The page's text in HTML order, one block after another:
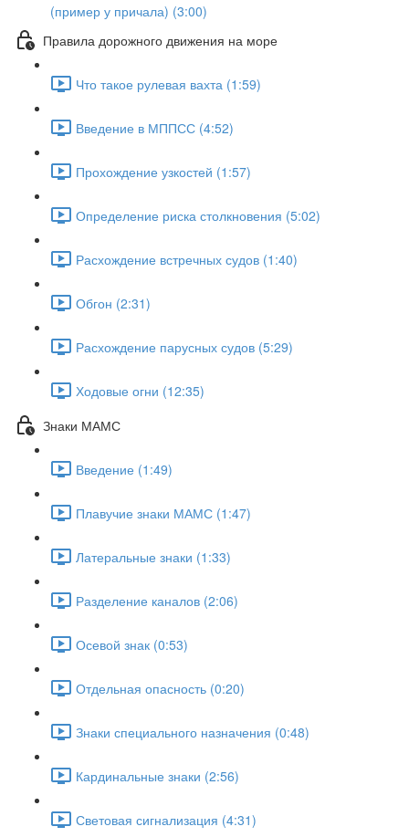
(пример у причала) (3:00)
Правила дорожного движения на море
Что такое рулевая вахта (1:59)
Введение в МППСС (4:52)
Прохождение узкостей (1:57)
Определение риска столкновения (5:02)
Расхождение встречных судов (1:40)
Обгон (2:31)
Расхождение парусных судов (5:29)
Ходовые огни (12:35)
Знаки МАМС
Введение (1:49)
Плавучие знаки МАМС (1:47)
Латеральные знаки (1:33)
Разделение каналов (2:06)
Осевой знак (0:53)
Отдельная опасность (0:20)
Знаки специального назначения (0:48)
Кардинальные знаки (2:56)
Световая сигнализация (4:31)